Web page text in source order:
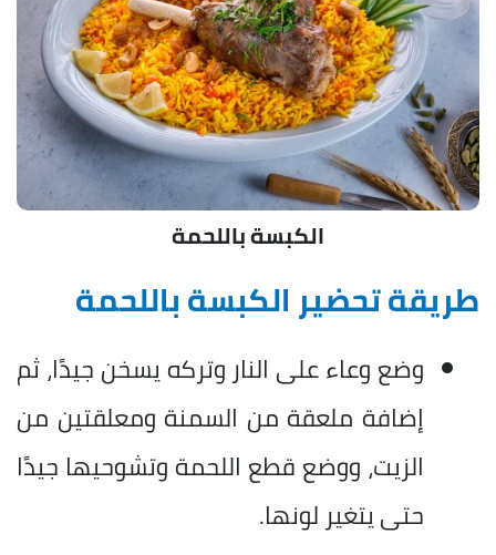
الكبسة باللحمة
طريقة تحضير الكبسة باللحمة
وضع وعاء على النار وتركه يسخن جيدًا، ثم
إضافة ملعقة من السمنة ومعلقتين من
الزيت، ووضع قطع اللحمة وتشوحيها جيدًا
حتى يتغير لونها.